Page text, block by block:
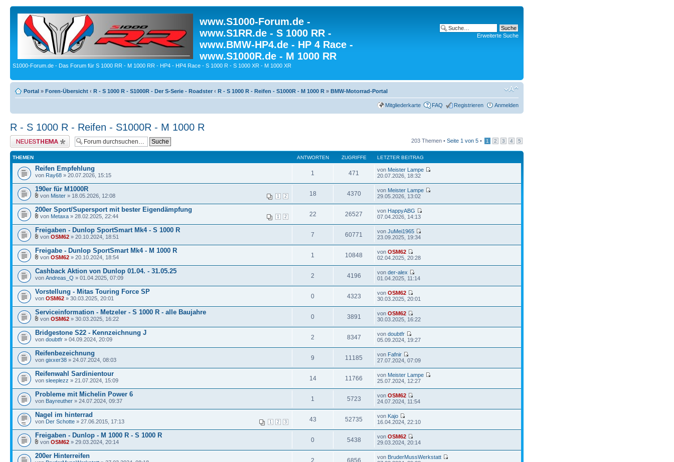
www.S1000-Forum.de -
www.S1RR.de - S 1000 RR -
www.BMW-HP4.de - HP 4 Race -
www.S1000R.de - M 1000 RR
S1000-Forum.de - Das Forum für S 1000 RR - M 1000 RR - HP4 - HP4 Race - S 1000 R - S 1000 XR - M 1000 XR
Erweiterte Suche
Portal » Foren-Übersicht ‹ R - S 1000 R - S1000R - Der S-Serie - Roadster ‹ R - S 1000 R - Reifen - S1000R - M 1000 R » BMW-Motorrad-Portal
Mitgliederkarte FAQ Registrieren Anmelden
R - S 1000 R - Reifen - S1000R - M 1000 R
Neues Thema erstellen 203 Themen • Seite 1 von 5 • 1 2 3 4 5
THEMEN ANTWORTEN ZUGRIFFE LETZTER BEITRAG
Reifen Empfehlung
von Ray68 » 20.07.2026, 15:15 1 471 von Meister Lampe
20.07.2026, 18:32
190er für M1000R
1 2
von Mister » 18.05.2026, 12:08 18 4370 von Meister Lampe
29.05.2026, 13:02
200er Sport/Supersport mit bester Eigendämpfung
1 2
von Metaxa » 28.02.2025, 22:44 22 26527 von HappyABG
07.04.2026, 14:13
Freigaben - Dunlop SportSmart Mk4 - S 1000 R
von OSM62 » 20.10.2024, 18:51 7 60771 vonJuMei1965
23.09.2025, 19:34
Freigabe - Dunlop SportSmart Mk4 - M 1000 R
von OSM62 » 20.10.2024, 18:54 1 10848 vonOSM62
02.04.2025, 20:28
Cashback Aktion von Dunlop 01.04. - 31.05.25
von Andreas_Q » 01.04.2025, 07:09 2 4196 vonder-alex
01.04.2025, 11:14
Vorstellung - Mitas Touring Force SP
von OSM62 » 30.03.2025, 20:01 0 4323 vonOSM62
30.03.2025, 20:01
Serviceinformation - Metzeler - S 1000 R - alle Baujahre
von OSM62 » 30.03.2025, 16:22 0 3891 vonOSM62
30.03.2025, 16:22
Bridgestone S22 - Kennzeichnung J
von doubtfr » 04.09.2024, 20:09 2 8347 vondoubtfr
05.09.2024, 19:27
Reifenbezeichnung
von gixxer38 » 24.07.2024, 08:03 9 11185 von Fafnir
27.07.2024, 07:09
Reifenwahl Sardinientour
von sleeplezz » 21.07.2024, 15:09 14 11766 von Meister Lampe
25.07.2024, 12:27
Probleme mit Michelin Power 6
von Bayreuther » 24.07.2024, 09:37 1 5723 vonOSM62
24.07.2024, 11:54
Nagel im hinterrad
1 2 3
von Der Schotte » 27.06.2015, 17:13 43 52735 von Kajo
16.04.2024, 22:10
Freigaben - Dunlop - M 1000 R - S 1000 R
von OSM62 » 29.03.2024, 20:14 0 5438 vonOSM62
29.03.2024, 20:14
200er Hinterreifen
2 6856 von BruderMussWerkstatt